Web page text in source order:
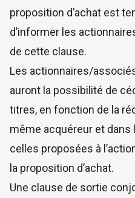
proposition d’achat est
d’informer les
de cette clause.
Les actionnaires/
auront la possibilité de
titres, en fonction de la
même acquéreur et
celles proposées à
la proposition d’achat.
Une clause de sortie